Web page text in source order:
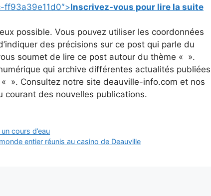
ff93a39e11d0″>Inscrivez-vous pour lire la suite
possible. Vous pouvez utiliser les coordonnées
des précisions sur ce post qui parle du
soumet de lire ce post autour du thème « ».
qui archive différentes actualités publiées
». Consultez notre site deauville-info.com et nos
courant des nouvelles publications.
cours d’eau
entier réunis au casino de Deauville